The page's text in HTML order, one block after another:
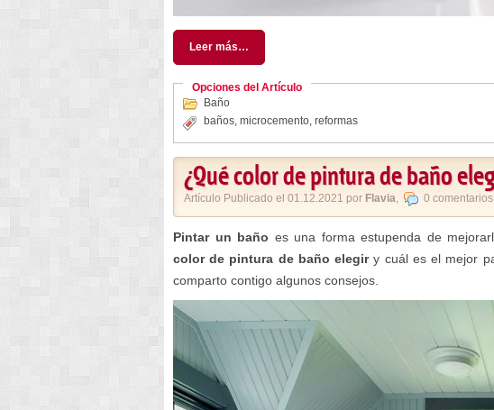
Leer más…
Opciones del Artículo
Baño
baños, microcemento, reformas
¿Qué color de pintura de baño
Artículo Publicado el 01.12.2021 por Flavia, 0 comentarios
Pintar un baño es una forma estupenda de
color de pintura de baño elegiry cuál es el mejor
comparto contigo algunos consejos.